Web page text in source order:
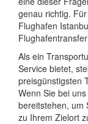
genau richtig.
Flughafen
Als ein
Service bietet,
preisgünstigsten
Wenn Sie bei
bereitstehen, um
zu Ihrem Zielort